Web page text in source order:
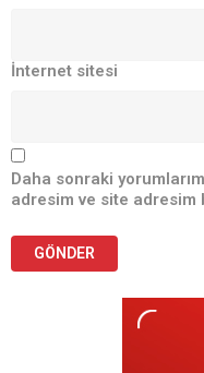
İnternet sitesi
Daha sonraki
adresim ve site adresim